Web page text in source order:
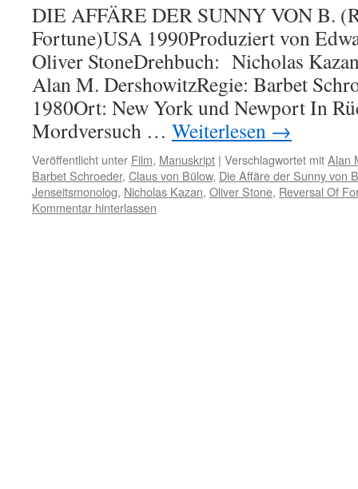
DIE AFFÄRE DER SUNNY VON B.
Fortune)USA 1990Produziert von
Oliver StoneDrehbuch: Nicholas
Alan M. DershowitzRegie: Barbet
1980Ort: New York und Newport In
Mordversuch … Weiterlesen →
Veröffentlicht unter Film, Manuskript | Verschlagwortet mitAlan
Barbet Schroeder, Claus von Bülow, Die Affäre der Sunny von
Jenseitsmonolog, Nicholas Kazan, Oliver Stone, Reversal Of
Kommentar hinterlassen